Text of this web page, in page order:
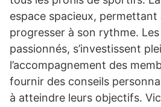
espace spacieux, permettant
progresser à son rythme.
passionnés, s’investissent
l’accompagnement des
fournir des conseils
à atteindre leurs objectifs.